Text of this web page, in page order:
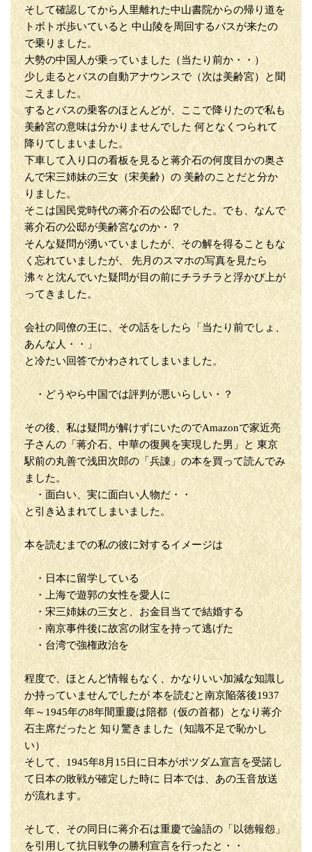
そして確認してから人里離れた中山書院からの帰り道を
トボトボ歩いていると 中山陵を周回するバスが来たの
で乗りました。
大勢の中国人が乗っていました（当たり前か・・）
少し走るとバスの自動アナウンスで（次は美齢宮）と聞
こえました。
するとバスの乗客のほとんどが、ここで降りたので私も
美齢宮の意味は分かりませんでした 何となくつられて
降りてしまいました。
下車して入り口の看板を見ると蒋介石の何度目かの奥さ
んで宋三姉妹の三女（宋美齢）の 美齢のことだと分か
りました。
そこは国民党時代の蒋介石の公邸でした。でも、なんで
蒋介石の公邸が美齢宮なのか・？
そんな疑問が湧いていましたが、その解を得ることもな
く忘れていましたが、 先月のスマホの写真を見たら
沸々と沈んでいた疑問が目の前にチラチラと浮かび上が
ってきました。
会社の同僚の王に、その話をしたら「当たり前でしょ、
あんな人・・」
と冷たい回答でかわされてしまいました。
・どうやら中国では評判が悪いらしい・？
その後、私は疑問が解けずにいたのでAmazonで家近亮
子さんの「蒋介石、中華の復興を実現した男」と 東京
駅前の丸善で浅田次郎の「兵諌」の本を買って読んでみ
ました。
・面白い、実に面白い人物だ・・
と引き込まれてしまいました。
本を読むまでの私の彼に対するイメージは
・日本に留学している
・上海で遊郭の女性を愛人に
・宋三姉妹の三女と、お金目当てで結婚する
・南京事件後に故宮の財宝を持って逃げた
・台湾で強権政治を
程度で、ほとんど情報もなく、かなりいい加減な知識し
か持っていませんでしたが 本を読むと南京陥落後1937
年～1945年の8年間重慶は陪都（仮の首都）となり蒋介
石主席だったと 知り驚きました（知識不足で恥かし
い）
そして、1945年8月15日に日本がポツダム宣言を受諾し
て日本の敗戦が確定した時に 日本では、あの玉音放送
が流れます。
そして、その同日に蒋介石は重慶で論語の「以徳報怨」
を引用して抗日戦争の勝利宣言を行ったと・・